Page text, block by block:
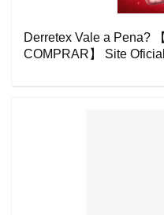
Derretex Vale a Pena?
COMPRAR】 Site